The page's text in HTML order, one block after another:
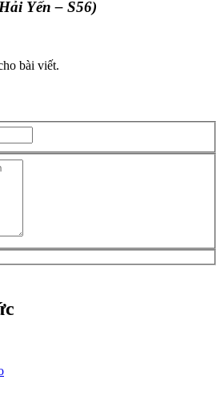
Yến – S56)
bài viết.